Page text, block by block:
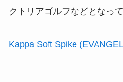
クトリアゴルフなどとなって
Kappa Soft Spike